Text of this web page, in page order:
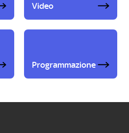
Video
Programmazione